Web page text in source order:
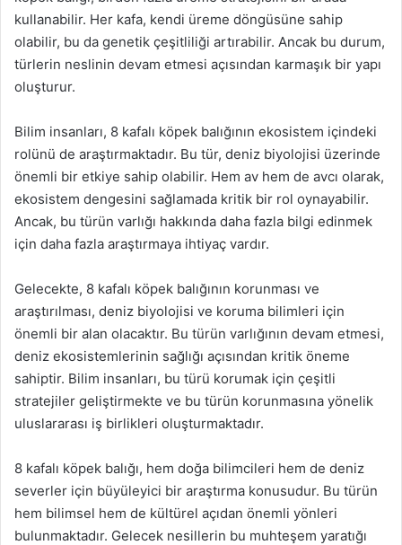
kullanabilir. Her kafa, kendi üreme döngüsüne sahip
olabilir, bu da genetik çeşitliliği artırabilir. Ancak bu durum,
türlerin neslinin devam etmesi açısından karmaşık bir yapı
oluşturur.
Bilim insanları, 8 kafalı köpek balığının ekosistem içindeki
rolünü de araştırmaktadır. Bu tür, deniz biyolojisi üzerinde
önemli bir etkiye sahip olabilir. Hem av hem de avcı olarak,
ekosistem dengesini sağlamada kritik bir rol oynayabilir.
Ancak, bu türün varlığı hakkında daha fazla bilgi edinmek
için daha fazla araştırmaya ihtiyaç vardır.
Gelecekte, 8 kafalı köpek balığının korunması ve
araştırılması, deniz biyolojisi ve koruma bilimleri için
önemli bir alan olacaktır. Bu türün varlığının devam etmesi,
deniz ekosistemlerinin sağlığı açısından kritik öneme
sahiptir. Bilim insanları, bu türü korumak için çeşitli
stratejiler geliştirmekte ve bu türün korunmasına yönelik
uluslararası iş birlikleri oluşturmaktadır.
8 kafalı köpek balığı, hem doğa bilimcileri hem de deniz
severler için büyüleyici bir araştırma konusudur. Bu türün
hem bilimsel hem de kültürel açıdan önemli yönleri
bulunmaktadır. Gelecek nesillerin bu muhteşem yaratığı